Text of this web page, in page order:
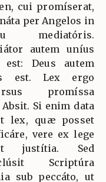
cui promíserat,
per Angelos in
mediatóris.
autem uníus
est: Deus autem
est. Lex ergo
promíssa
Absit. Si enim data
lex, quæ posset
vere ex lege
justítia. Sed
Scriptúra
sub peccáto, ut